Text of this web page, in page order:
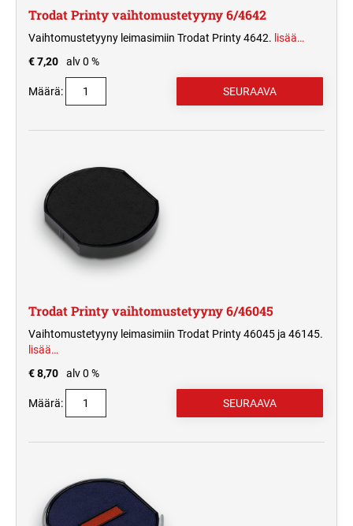
Trodat Printy vaihtomustetyyny 6/4642
Vaihtomustetyyny leimasimiin Trodat Printy 4642. lisää…
€ 7,20
alv 0 %
Määrä:
Trodat Printy vaihtomustetyyny 6/46045
Vaihtomustetyyny leimasimiin Trodat Printy 46045 ja 46145.
lisää…
€ 8,70
alv 0 %
Määrä: